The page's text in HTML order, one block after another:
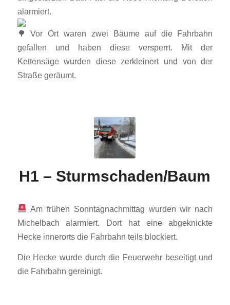
alarmiert.
Vor Ort waren zwei Bäume auf die Fahrbahn
gefallen und haben diese versperrt. Mit der
Kettensäge wurden diese zerkleinert und von der
Straße geräumt.
H1 – Sturmschaden/Baum
Am frühen Sonntagnachmittag wurden wir nach
Michelbach alarmiert. Dort hat eine abgeknickte
Hecke innerorts die Fahrbahn teils blockiert.
Die Hecke wurde durch die Feuerwehr beseitigt und
die Fahrbahn gereinigt.